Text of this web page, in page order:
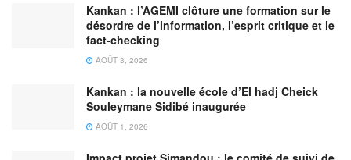
Kankan : l’AGEMI clôture une formation sur le
désordre de l’information, l’esprit critique et le
fact-checking
AOÛT 3, 2026
Kankan : la nouvelle école d’El hadj Cheick
Souleymane Sidibé inaugurée
AOÛT 1, 2026